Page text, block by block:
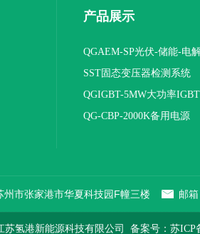
产品展示
QGAEM-SP光伏-储能-电
体化测试平台
SST固态变压器检测系统
QGIGBT-5MW大功率
电源
QG-CBP-2000K备用电源
州市张家港市华夏科技园F幢三楼 邮
苏氢港新能源科技有限公司 备案号：苏ICP